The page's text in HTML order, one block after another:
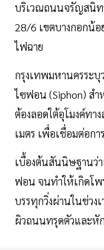
บริเวณถนนจรัญสนิท
28/6 เขตบางกอกน้อ
ไฟฉาย
กรุงเทพมหานครระ
ไซฟอน (Siphon) ส
ต้องลอดใต้อุโมงค์ทา
เมตร เพื่อเชื่อมต่อกา
เบื้องต้นสันนิษฐานว่
ฟอน จนทำให้เกิดโพ
บรรทุกวิ่งผ่านในช่วง
ผิวถนนทรุดตัวและหั